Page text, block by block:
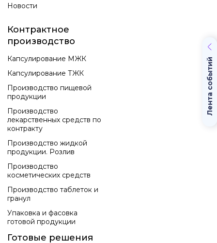
Лента событий
Новости
Контрактное
производство
Капсулирование МЖК
Капсулирование ТЖК
Производство пищевой
продукции
Производство
лекарственных средств по
контракту
Производство жидкой
продукции. Розлив
Производство
косметических средств
Производство таблеток и
гранул
Упаковка и фасовка
готовой продукции
Готовые решения